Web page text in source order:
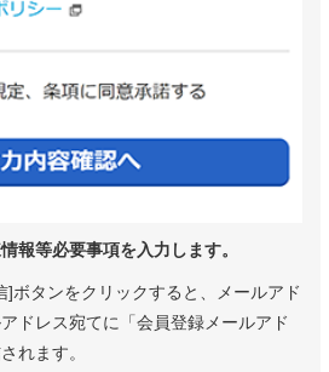
報等必要事項を入力します。
]ボタンをクリックすると、メールアド
ドレス宛てに「会員登録メールアド
れます。